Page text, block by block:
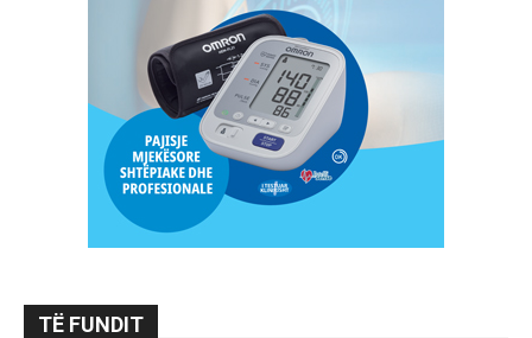
TË FUNDIT